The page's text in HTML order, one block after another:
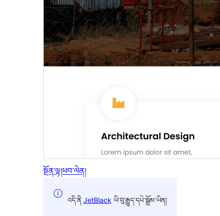
སྔོན་ལྟ།ཕབ་ལེན།
འདི་ནི JetBlack ཡི་བུ་རྒྱུད་དཔེ་སྒྲོམ་ཡིན།